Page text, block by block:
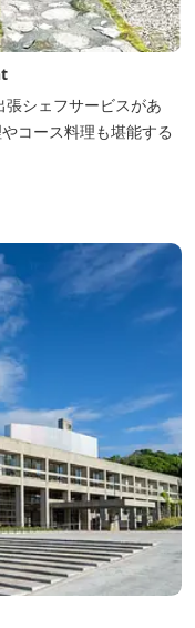
シェフサービスがあ
コース料理も堪能する